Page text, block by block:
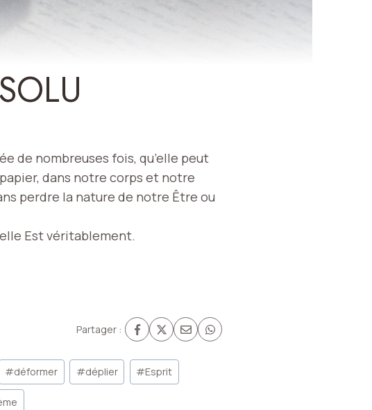
de nombreuses fois, qu’elle peut
dans notre corps et notre
perdre la nature de notre Être ou
Est véritablement.
Partager :
#déformer #déplier #Esprit